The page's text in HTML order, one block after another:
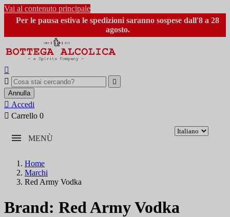
Vai al contenuto principale
Per le pausa estiva le spedizioni saranno sospese dall'8 a 28
agosto.



Annulla
 Accedi
 Carrello 0
MENÙ
Home
Marchi
Red Army Vodka
Brand: Red Army Vodka